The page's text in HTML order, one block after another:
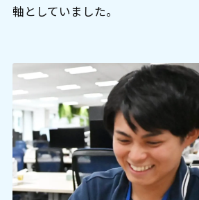
軸としていました。